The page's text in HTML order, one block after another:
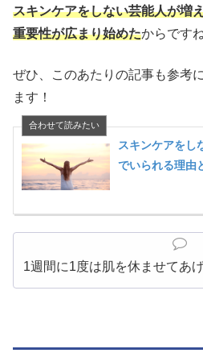
スキンケアをしない芸能人が増
重要性が広まり始めたからですね
ぜひ、このあたりの記事も参考
ます！
スキンケアをし
でいられる理由
1週間に1度は肌を休ませてあ